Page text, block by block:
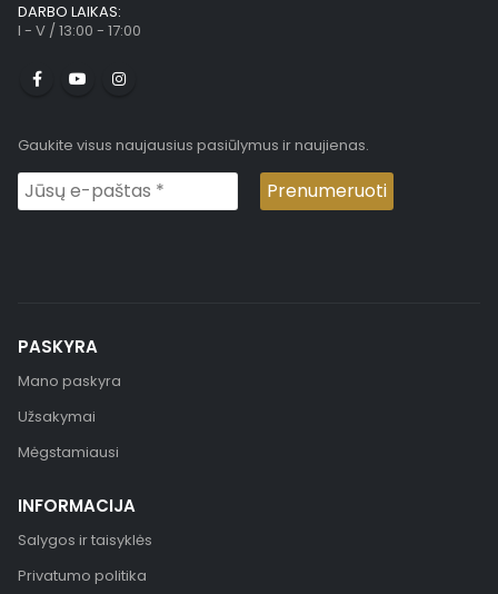
DARBO LAIKAS:
I - V / 13:00 - 17:00
Gaukite visus naujausius pasiūlymus ir naujienas.
PASKYRA
Mano paskyra
Užsakymai
Mėgstamiausi
INFORMACIJA
Salygos ir taisyklės
Privatumo politika